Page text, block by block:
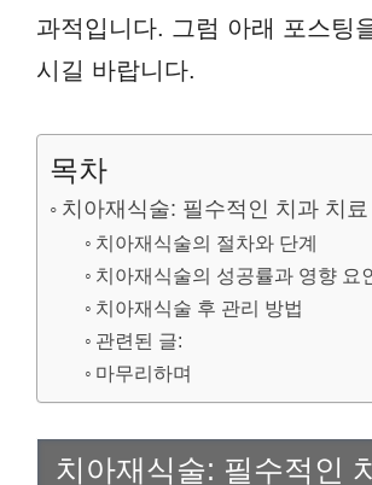
과적입니다. 그럼 아래 포스팅
시길 바랍니다.
목차
치아재식술: 필수적인 치과 치
치아재식술의 절차와 단계
치아재식술의 성공률과 영향 요
치아재식술 후 관리 방법
관련된 글:
마무리하며
치아재식술: 필수적인